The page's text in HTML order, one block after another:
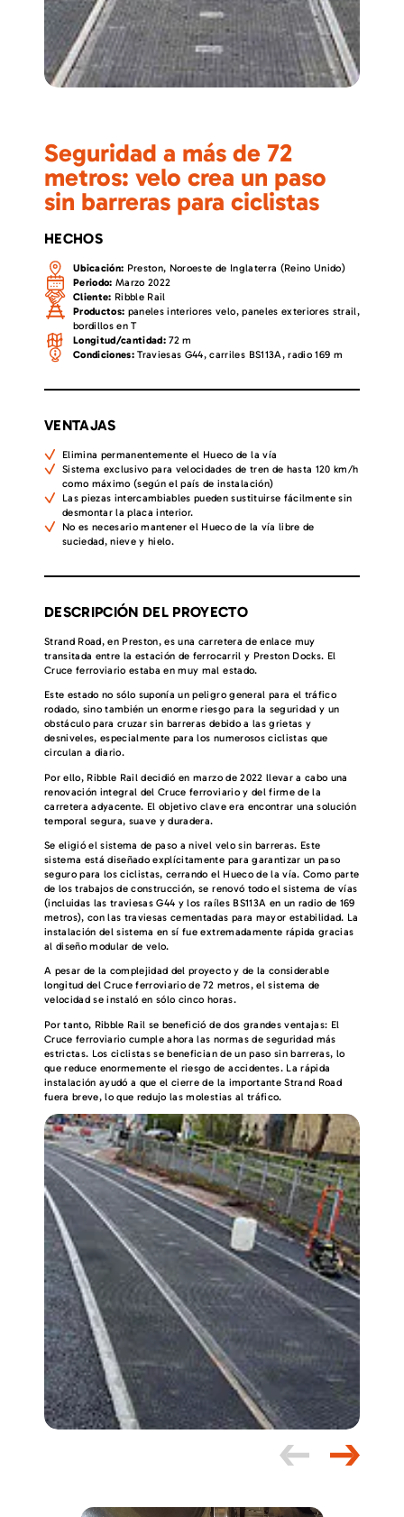
Seguridad a más de 72
metros: velo crea un paso
sin barreras para ciclistas
HECHOS
Ubicación: Preston, Noroeste de Inglaterra (Reino Unido)
Periodo: Marzo 2022
Cliente: Ribble Rail
Productos: paneles interiores velo, paneles exteriores strail,
bordillos en T
Longitud/cantidad: 72 m
Condiciones: Traviesas G44, carriles BS113A, radio 169 m
VENTAJAS
Elimina permanentemente el Hueco de la vía
Sistema exclusivo para velocidades de tren de hasta 120 km/h
como máximo (según el país de instalación)
Las piezas intercambiables pueden sustituirse fácilmente sin
desmontar la placa interior.
No es necesario mantener el Hueco de la vía libre de
suciedad, nieve y hielo.
DESCRIPCIÓN DEL PROYECTO
Strand Road, en Preston, es una carretera de enlace muy
transitada entre la estación de ferrocarril y Preston Docks. El
Cruce ferroviario estaba en muy mal estado.
Este estado no sólo suponía un peligro general para el tráfico
rodado, sino también un enorme riesgo para la seguridad y un
obstáculo para cruzar sin barreras debido a las grietas y
desniveles, especialmente para los numerosos ciclistas que
circulan a diario.
Por ello, Ribble Rail decidió en marzo de 2022 llevar a cabo una
renovación integral del Cruce ferroviario y del firme de la
carretera adyacente. El objetivo clave era encontrar una solución
temporal segura, suave y duradera.
Se eligió el sistema de paso a nivel velo sin barreras. Este
sistema está diseñado explícitamente para garantizar un paso
seguro para los ciclistas, cerrando el Hueco de la vía. Como parte
de los trabajos de construcción, se renovó todo el sistema de vías
(incluidas las traviesas G44 y los raíles BS113A en un radio de 169
metros), con las traviesas cementadas para mayor estabilidad. La
instalación del sistema en sí fue extremadamente rápida gracias
al diseño modular de velo.
A pesar de la complejidad del proyecto y de la considerable
longitud del Cruce ferroviario de 72 metros, el sistema de
velocidad se instaló en sólo cinco horas.
Por tanto, Ribble Rail se benefició de dos grandes ventajas: El
Cruce ferroviario cumple ahora las normas de seguridad más
estrictas. Los ciclistas se benefician de un paso sin barreras, lo
que reduce enormemente el riesgo de accidentes. La rápida
instalación ayudó a que el cierre de la importante Strand Road
fuera breve, lo que redujo las molestias al tráfico.